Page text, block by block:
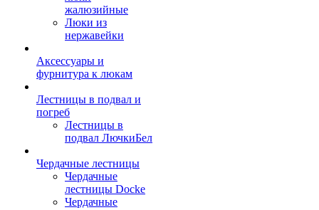
жалюзийные
Люки из
нержавейки
Аксессуары и
фурнитура к люкам
Лестницы в подвал и
погреб
Лестницы в
подвал ЛючкиБел
Чердачные лестницы
Чердачные
лестницы Docke
Чердачные